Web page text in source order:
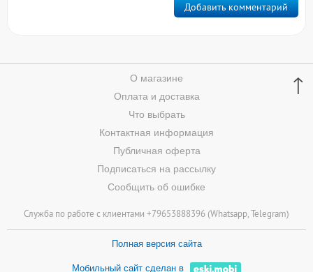
Добавить комментарий
↑
О магазине
Оплата и доставка
Что выбрать
Контактная информация
Публичная оферта
Подписаться на рассылку
Сообщить об ошибке
Служба по работе с клиентами +79653888396 (Whatsapp , Telegram)
Полная версия сайта
Мобильный сайт сделан в